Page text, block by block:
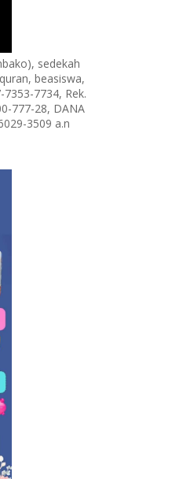
sedekah
beasiswa,
7734, Rek.
777-28, DANA
3509 a.n